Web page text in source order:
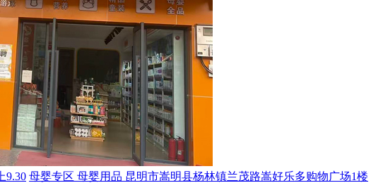
9.30 母婴专区 母婴用品 昆明市嵩明县杨林镇兰茂路嵩好乐多购物广场1楼